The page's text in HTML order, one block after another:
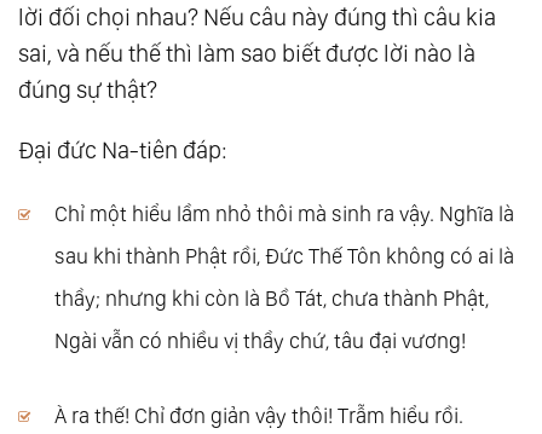
127.Mi Tiên Vấn Ðáp: Câu 120. Có Nên Hoan
Hỷ Không Khi Người Ta Tán Dương Tam Bảo?
128.Mi Tiên Vấn Ðáp: Câu 121. Sao Đức Thế
Tôn Lại Dùng Lời Ác Khẩu, Ác Ngữ?
Còn Bất Bình, Sân Hận!
130. Mi Tiên Vấn Ðáp: Câu 123. Phải Chăng
Đức Thế Tôn Không Có Tâm Bi Mẫn?
131.Mi Tiên Vấn Ðáp: Câu 124. Phẩm Mạo
132. Mi Tiên Vấn Ðáp: Câu 125. Đời Sống Sa-
lời đối chọi nhau? Nếu câu này đúng thì câu kia
sai, và nếu thế thì làm sao biết được lời nào là
đúng sự thật?
Đại đức Na-tiên đáp:
Chỉ một hiểu lầm nhỏ thôi mà sinh ra vậy. Nghĩa là
sau khi thành Phật rồi, Đức Thế Tôn không có ai là
thầy; nhưng khi còn là Bồ Tát, chưa thành Phật,
Ngài vẫn có nhiều vị thầy chứ, tâu đại vương!
À ra thế! Chỉ đơn giản vậy thôi! Trẫm hiểu rồi.